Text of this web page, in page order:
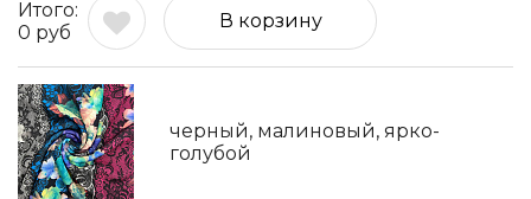
0 руб
В корзину
черный, малиновый, ярко-
голубой